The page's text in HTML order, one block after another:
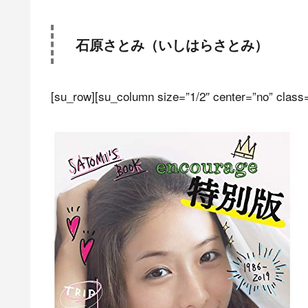
石原さとみ（いしはらさとみ）
[su_row][su_column size=”1/2″ center=”no”